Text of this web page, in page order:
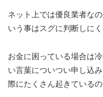
ネット上では優良業者な
いう事はスグに判断しに
お金に困っている場合は
い言葉についつい申し込
際にたくさん起きているの